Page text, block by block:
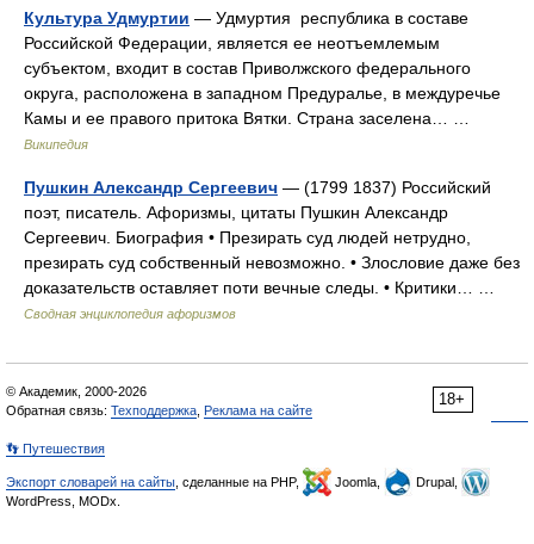
Культура Удмуртии — Удмуртия республика в составе
Российской Федерации, является ее неотъемлемым
субъектом, входит в состав Приволжского федерального
округа, расположена в западном Предуралье, в междуречье
Камы и ее правого притока Вятки. Страна заселена… …
Википедия
Пушкин Александр Сергеевич — (1799 1837) Российский
поэт, писатель. Афоризмы, цитаты Пушкин Александр
Сергеевич. Биография • Презирать суд людей нетрудно,
презирать суд собственный невозможно. • Злословие даже без
доказательств оставляет поти вечные следы. • Критики… …
Сводная энциклопедия афоризмов
18+
© Академик, 2000-2026
Обратная связь: Техподдержка Реклама на сайте
👣 Путешествия
Экспорт словарей на сайты , сделанные на PHP, Joomla,
Drupal,
WordPress, MODx.